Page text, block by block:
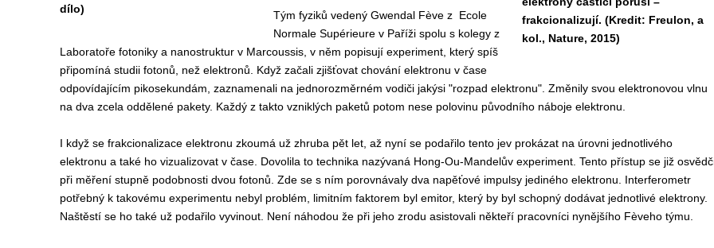
dílo)
frakcionalizují. (Kredit: Freulon, a
kol., Nature, 2015)
Tým fyziků vedený Gwendal Fève z Ecole
Normale Supérieure v Paříži spolu s kolegy z
Laboratoře fotoniky a nanostruktur v Marcoussis, v něm popisují experiment, který spíš
připomíná studii fotonů, než elektronů. Když začali zjišťovat chování elektronu v čase
odpovídajícím pikosekundám, zaznamenali na jednorozměrném vodiči jakýsi "rozpad elektronu". Změnily svou elektronovou vlnu
na dva zcela oddělené pakety. Každý z takto vzniklých paketů potom nese polovinu původního náboje elektronu.
I když se frakcionalizace elektronu zkoumá už zhruba pět let, až nyní se podařilo tento jev prokázat na úrovni jednotlivého
elektronu a také ho vizualizovat v čase. Dovolila to technika nazývaná Hong-Ou-Mandelův experiment. Tento přístup se již
při měření stupně podobnosti dvou fotonů. Zde se s ním porovnávaly dva napěťové impulsy jediného elektronu. Interferometr
potřebný k takovému experimentu nebyl problém, limitním faktorem byl emitor, který by byl schopný dodávat jednotlivé elektrony.
Naštěstí se ho také už podařilo vyvinout. Není náhodou že při jeho zrodu asistovali někteří pracovníci nynějšího Fèveho týmu.